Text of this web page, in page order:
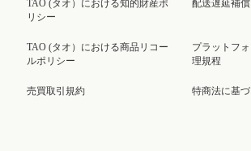
TAO (タオ）における知的財産ポ
リシー
TAO (タオ）における商品リコー
ルポリシー
売買取引規約
配送遅延補償
プラットフ
理規程
特商法に基